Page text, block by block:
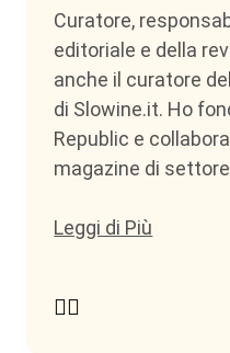
Curatore,
editoriale e della
anche il curatore
di Slowine.it. Ho
Republic e
magazine di
Leggi di Più